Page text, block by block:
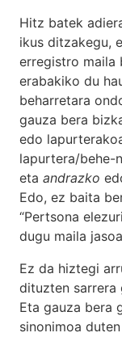
Hitz batek
ikus ditzakegu,
erregistro maila
erabakiko du
beharretara
gauza bera
edo
lapurtera/behe-
eta andrazko
Edo, ez baita
“Pertsona
dugu maila
Ez da hiztegi
dituzten sarrera
Eta gauza bera
sinonimoa